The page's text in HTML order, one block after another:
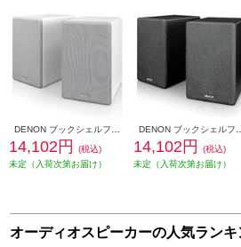
14,102円
(税込)
未定（入荷次第お届け）
14,102円
(税込)
未定（入荷次第お届け）
オーディオスピーカーの人気ランキ